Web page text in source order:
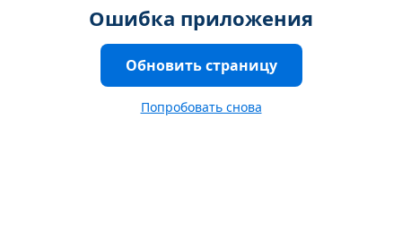
Ошибка приложения
Обновить страницу
Попробовать снова